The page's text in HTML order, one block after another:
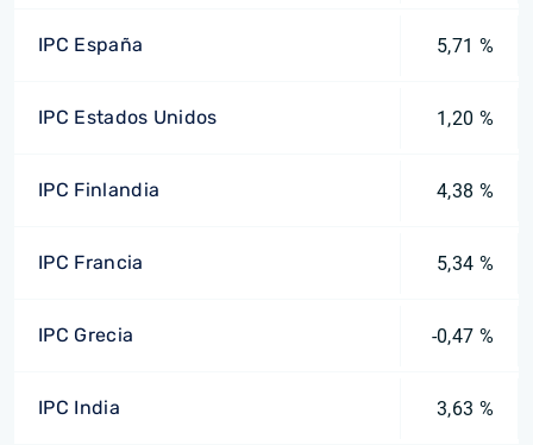
IPC España 5,71 %
IPC Estados Unidos 1,20 %
IPC Finlandia 4,38 %
IPC Francia 5,34 %
IPC Grecia -0,47 %
IPC India 3,63 %